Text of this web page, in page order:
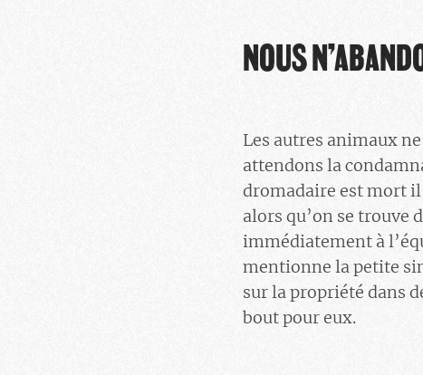
NOUS
Les autres animaux
attendons la
dromadaire est mort il
alors qu’on se trouve
immédiatement à
mentionne la petite
sur la propriété dans
bout pour eux.